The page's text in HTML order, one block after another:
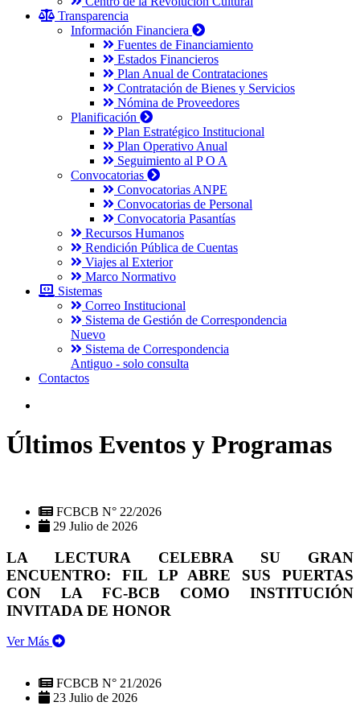
Transparencia
Información Financiera
Fuentes de Financiamiento
Estados Financieros
Plan Anual de Contrataciones
Contratación de Bienes y Servicios
Nómina de Proveedores
Planificación
Plan Estratégico Institucional
Plan Operativo Anual
Seguimiento al P O A
Convocatorias
Convocatorias ANPE
Convocatorias de Personal
Convocatoria Pasantías
Recursos Humanos
Rendición Pública de Cuentas
Viajes al Exterior
Marco Normativo
Sistemas
Correo Institucional
Sistema de Gestión de Correspondencia
Nuevo
Sistema de Correspondencia
Antiguo - solo consulta
Contactos
Últimos Eventos y Programas
FCBCB N° 22/2026
29 Julio de 2026
LA LECTURA CELEBRA SU GRAN
ENCUENTRO: FIL LP ABRE SUS PUERTAS
CON LA FC-BCB COMO INSTITUCIÓN
INVITADA DE HONOR
Ver Más
FCBCB N° 21/2026
23 Julio de 2026